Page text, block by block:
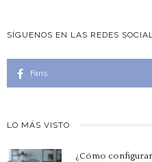
SÍGUENOS EN LAS REDES
Fans
LO MÁS VISTO
¿Cómo